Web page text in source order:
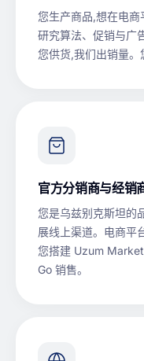
您生产商品,想在电
研究算法、促销与广
您供货,我们出销量。
官方分销商与经销
您是乌兹别克斯坦的
展线上渠道。电商平
您搭建 Uzum
Go 销售。